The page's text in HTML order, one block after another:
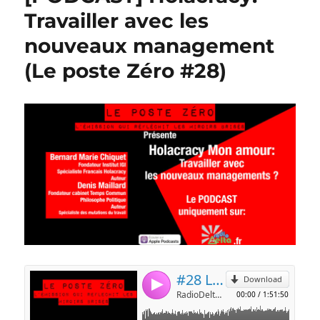
Travailler avec les
nouveaux management
(Le poste Zéro #28)